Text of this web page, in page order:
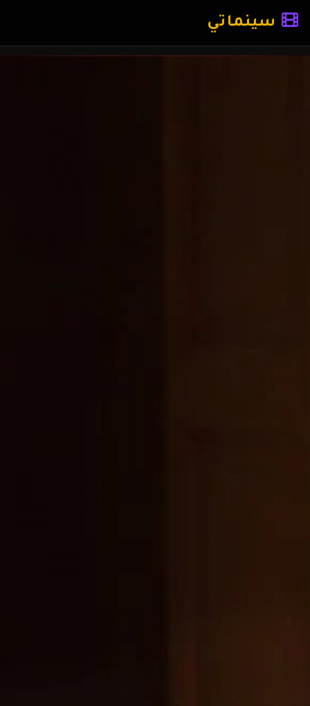
سينماتي